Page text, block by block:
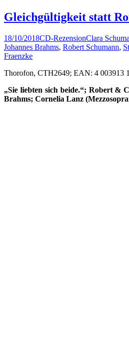
Gleichgültigkeit statt
18/10/2018CD-RezensionClara
Johannes Brahms, Robert Schumann,
Fraenzke
Thorofon, CTH2649; EAN: 4 003913
„Sie liebten sich beide.“; Robert &
Brahms; Cornelia Lanz